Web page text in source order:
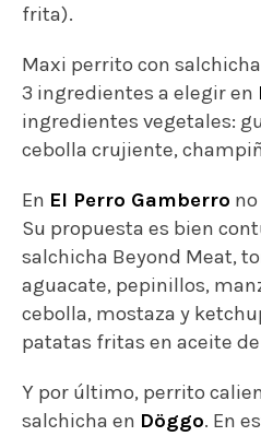
frita).
Maxi perrito con
3 ingredientes a elegir en
ingredientes vegetales:
cebolla crujiente,
En El Perro Gamberro
Su propuesta es bien
salchicha Beyond Meat,
aguacate, pepinillos,
cebolla, mostaza y
patatas fritas en aceite de
Y por último, perrito
salchicha en Döggo. En